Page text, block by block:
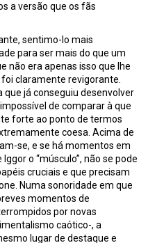
a versão que os fãs
sentimo-lo mais
para ser mais do que um
não era apenas isso que lhe
claramente revigorante.
que já conseguiu desenvolver
de comparar à que
forte ao ponto de termos
coesa. Acima de
se, e se há momentos em
o “músculo”, não se pode
cruciais e que precisam
Numa sonoridade em que
momentos de
por novas
caótico-, a
lugar de destaque e